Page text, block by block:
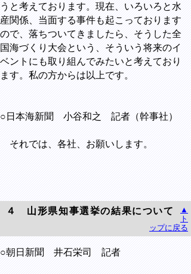
うと考えております。現在、いろいろと水
産関係、当面する事件も起こっております
ので、落ちついてきましたら、そうした全
国海づくり大会という、そういう将来のイ
ベントにも取り組んでみたいと考えており
ます。私の方からは以上です。
○日本海新聞 小谷和之 記者（幹事社）
それでは、各社、お願いします。
４ 山形県知事選挙の結果について
▲
ト
ップに戻る
○朝日新聞 井石栄司 記者